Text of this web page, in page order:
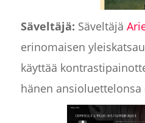
Säveltäjä: Säveltäjä
erinomaisen
käyttää
hänen